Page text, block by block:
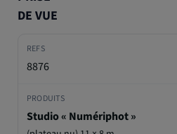
DE VUE
8876
Studio « Numériphot »